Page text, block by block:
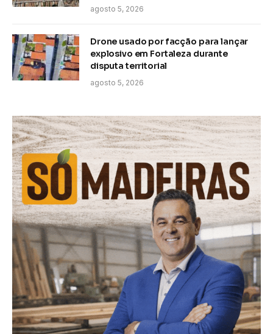
agosto 5, 2026
Drone usado por facção para lançar
explosivo em Fortaleza durante
disputa territorial
agosto 5, 2026